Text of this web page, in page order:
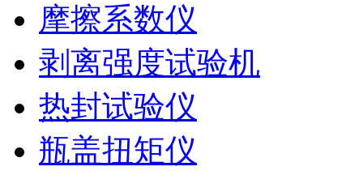
摩擦系数仪
剥离强度试验机
热封试验仪
瓶盖扭矩仪